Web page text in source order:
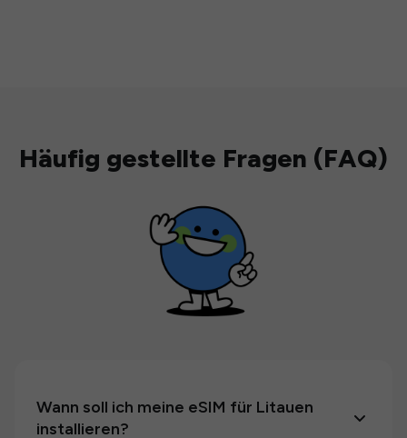
Häufig gestellte Fragen (FAQ)
Wann soll ich meine eSIM für Litauen
installieren?